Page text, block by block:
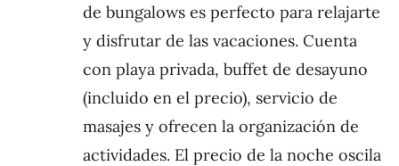
de bungalows es perfecto para relajarte
y disfrutar de las vacaciones. Cuenta
con playa privada, buffet de desayuno
(incluido en el precio), servicio de
masajes y ofrecen la organización de
actividades. El precio de la noche oscila